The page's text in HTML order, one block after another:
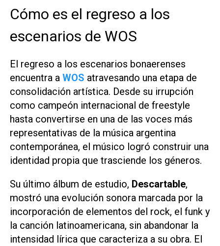
Cómo es el regreso a los
escenarios de WOS
El regreso a los escenarios bonaerenses
encuentra a WOS atravesando una etapa de
consolidación artística. Desde su irrupción
como campeón internacional de freestyle
hasta convertirse en una de las voces más
representativas de la música argentina
contemporánea, el músico logró construir una
identidad propia que trasciende los géneros.
Su último álbum de estudio, Descartable,
mostró una evolución sonora marcada por la
incorporación de elementos del rock, el funk y
la canción latinoamericana, sin abandonar la
intensidad lírica que caracteriza a su obra. El